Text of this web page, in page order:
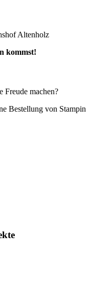
Altenholz
kommst!
Freude machen?
Bestellung von Stampin